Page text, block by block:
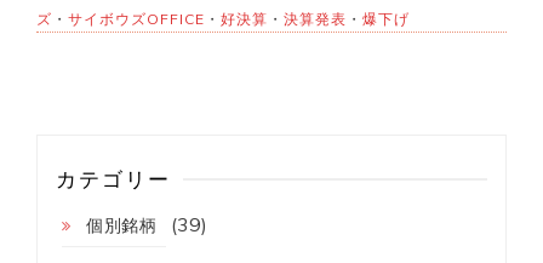
ズ ・ サイボウズOFFICE ・ 好決算 ・ 決算発表 ・ 爆下げ
カテゴリー
個別銘柄 (39)